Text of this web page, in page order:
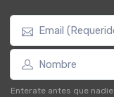
Enterate antes que